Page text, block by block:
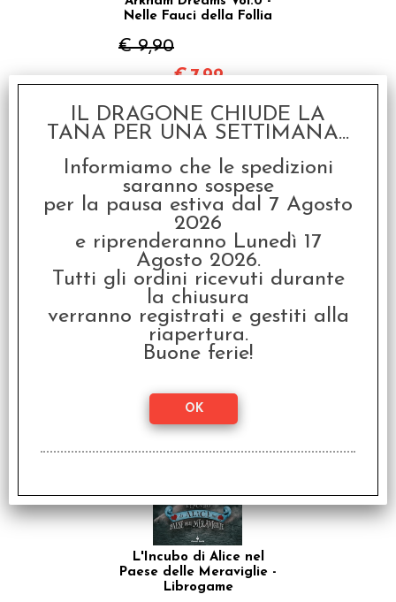
Nelle Fauci della Follia
€ 9,90
€7,92
Lupo Solitario Vol.21 - Il
Viaggio della Pietra
della Luna
€ 17,90
SCONTO 20%
€ 14,32
L'Incubo di Alice nel
Paese delle Meraviglie -
Librogame
IL DRAGONE CHIUDE LA
TANA PER UNA SETTIMANA...
Informiamo che le spedizioni
saranno sospese
per la pausa estiva dal 7 Agosto
2026
e riprenderanno Lunedì 17
Agosto 2026.
Tutti gli ordini ricevuti durante
la chiusura
verranno registrati e gestiti alla
riapertura.
Buone ferie!